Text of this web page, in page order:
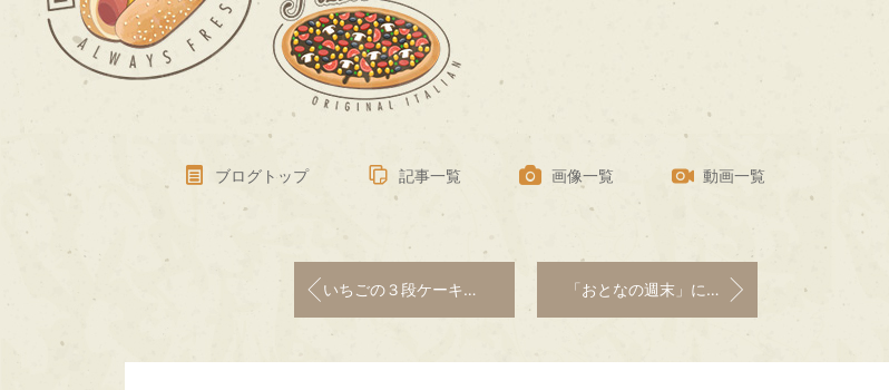
ブログトップ 記事一覧 画像一覧 動画一覧
いちごの３段ケーキ、久しぶりに作りました 「おとなの週末」に掲載